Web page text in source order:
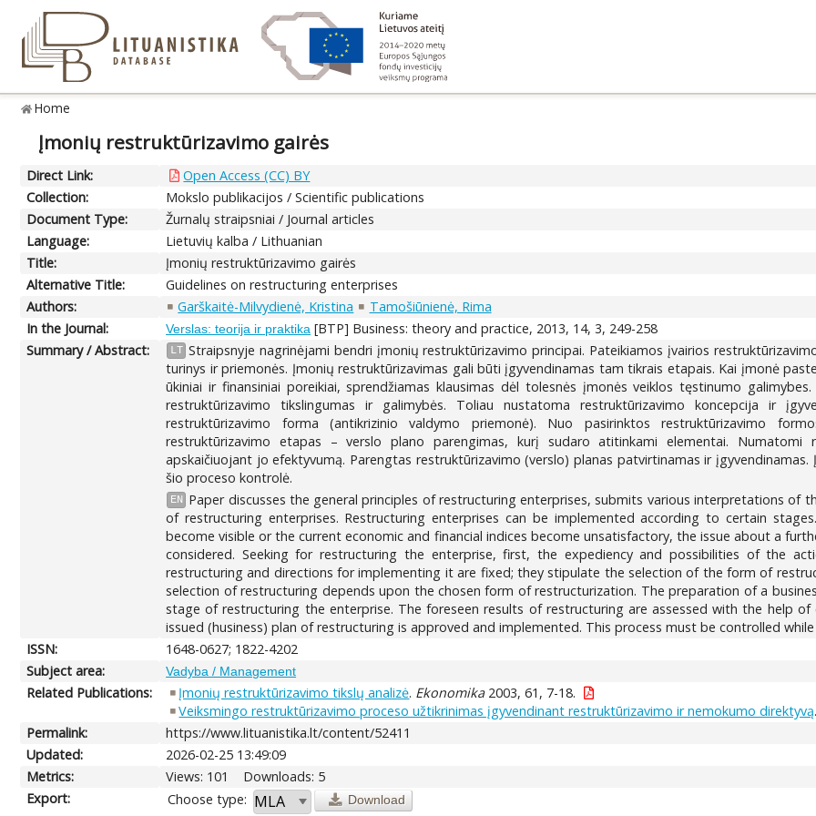
Home
Įmonių restruktūrizavimo gairės
Direct Link:
Open Access (CC) BY
Collection:
Mokslo publikacijos / Scientific publications
Document Type:
Žurnalų straipsniai / Journal articles
Language:
Lietuvių kalba / Lithuanian
Title:
Įmonių restruktūrizavimo gairės
Alternative Title:
Guidelines on restructuring enterprises
Authors:
Garškaitė-Milvydienė, Kristina
Tamošiūnienė, Rima
In the Journal:
Verslas: teorija ir praktika [BTP] Business: theory and practice, 2013, 14, 3, 249-258
Summary / Abstract:
LT Straipsnyje nagrinėjami bendri įmonių restruktūrizavimo principai. Pateikiamos įvairios
turinys ir priemonės. Įmonių restruktūrizavimas gali būti įgyvendinamas tam tikrais etapais. Kai įmonė
ūkiniai ir finansiniai poreikiai, sprendžiamas klausimas dėl tolesnės įmonės veiklos tęstinumo
restruktūrizavimo tikslingumas ir galimybės. Toliau nustatoma restruktūrizavimo koncepcija ir
restruktūrizavimo forma (antikrizinio valdymo priemonė). Nuo pasirinktos restruktūrizavimo
restruktūrizavimo etapas – verslo plano parengimas, kurį sudaro atitinkami elementai.
apskaičiuojant jo efektyvumą. Parengtas restruktūrizavimo (verslo) planas patvirtinamas ir
šio proceso kontrolė.
EN
Paper discusses the general principles of restructuring enterprises, submits various interpretations
of restructuring enterprises. Restructuring enterprises can be implemented according to certain
become visible or the current economic and financial indices become unsatisfactory, the issue about a
considered. Seeking for restructuring the enterprise, first, the expediency and possibilities of the
restructuring and directions for implementing it are fixed; they stipulate the selection of the form of
selection of restructuring depends upon the chosen form of restructurization. The preparation of a
stage of restructuring the enterprise. The foreseen results of restructuring are assessed with the help
issued (husiness) plan of restructuring is approved and implemented. This process must be controlled
ISSN:
1648-0627; 1822-4202
Subject area:
Vadyba / Management
Related Publications: Įmonių restruktūrizavimo tikslų analizė. Ekonomika2003, 61, 7-18.
Veiksmingo restruktūrizavimo proceso užtikrinimas įgyvendinant restruktūrizavimo ir nemokumo direktyvą.
Permalink:
https://www.lituanistika.lt/content/52411
Updated:
2026-02-25 13:49:09
Metrics:
Views: 101
Downloads: 5
Export:
Choose type: Download